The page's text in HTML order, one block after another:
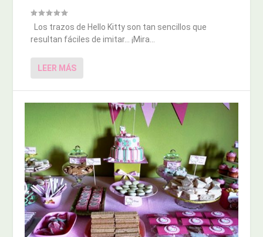
Los trazos de Hello Kitty son tan sencillos que
resultan fáciles de imitar… ¡Mira...
LEER MÁS